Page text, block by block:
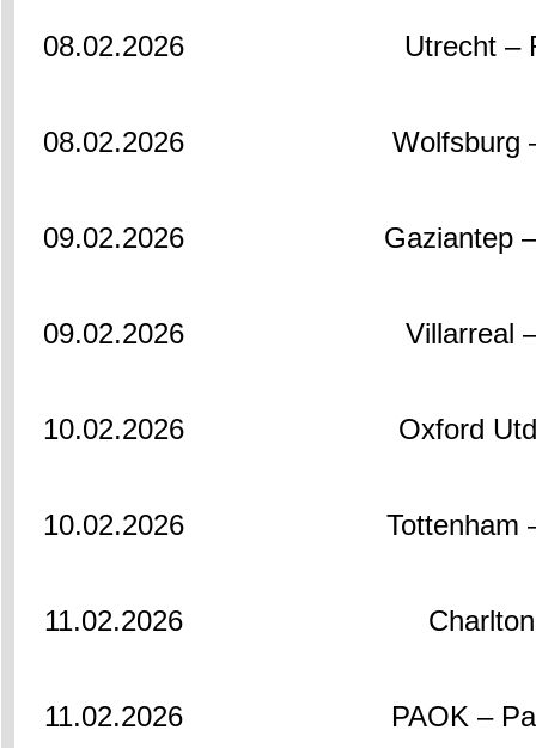
08.02.2026 Utrecht –
08.02.2026 Wolfsburg
09.02.2026 Gaziantep
09.02.2026 Villarreal
10.02.2026 Oxford
10.02.2026 Tottenham
11.02.2026
11.02.2026 PAOK –